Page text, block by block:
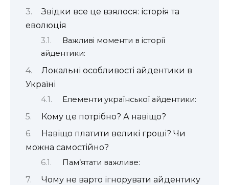
Звідки все це взялося: історія та
еволюція
Важливі моменти в історії
айдентики:
Локальні особливості айдентики в
Україні
Елементи української айдентики:
Кому це потрібно? А навіщо?
Навіщо платити великі гроші? Чи
можна самостійно?
Пам’ятати важливе:
Чому не варто ігнорувати айдентику